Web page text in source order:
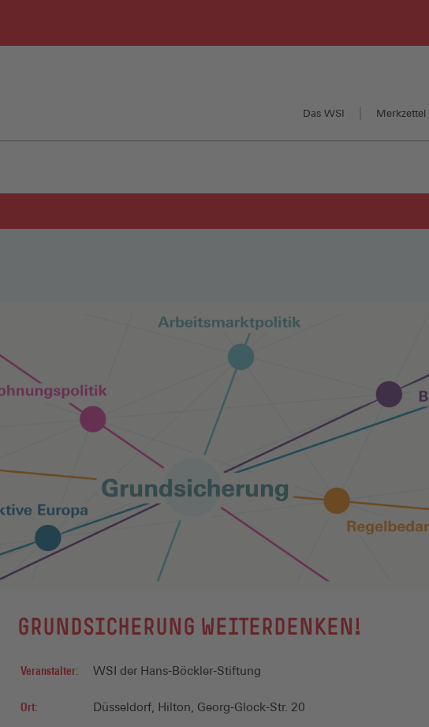
Das WSI Merkzettel
GRUNDSICHERUNG WEITERDENKEN!
Veranstalter: WSI der Hans-Böckler-Stiftung
Ort: Düsseldorf, Hilton, Georg-Glock-Str. 20